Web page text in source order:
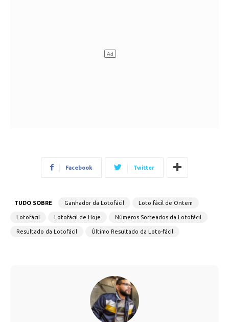
Facebook Twitter
TUDO SOBRE Ganhador da Lotofácil Loto fácil de Ontem
Lotofácil Lotofácil de Hoje Números Sorteados da Lotofácil
Resultado da Lotofácil Último Resultado da Loto-fácil